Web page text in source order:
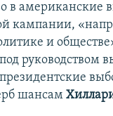
в американские
и
руководством
шансам